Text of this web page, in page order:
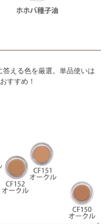
える色を厳選。単品使いは
すすめ！